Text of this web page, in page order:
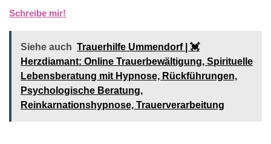
Schreibe mir!
Siehe auch Trauerhilfe Ummendorf | 💓️️
Herzdiamant: Online Trauerbewältigung, Spirituelle
Lebensberatung mit Hypnose, Rückführungen,
Psychologische Beratung,
Reinkarnationshypnose, Trauerverarbeitung